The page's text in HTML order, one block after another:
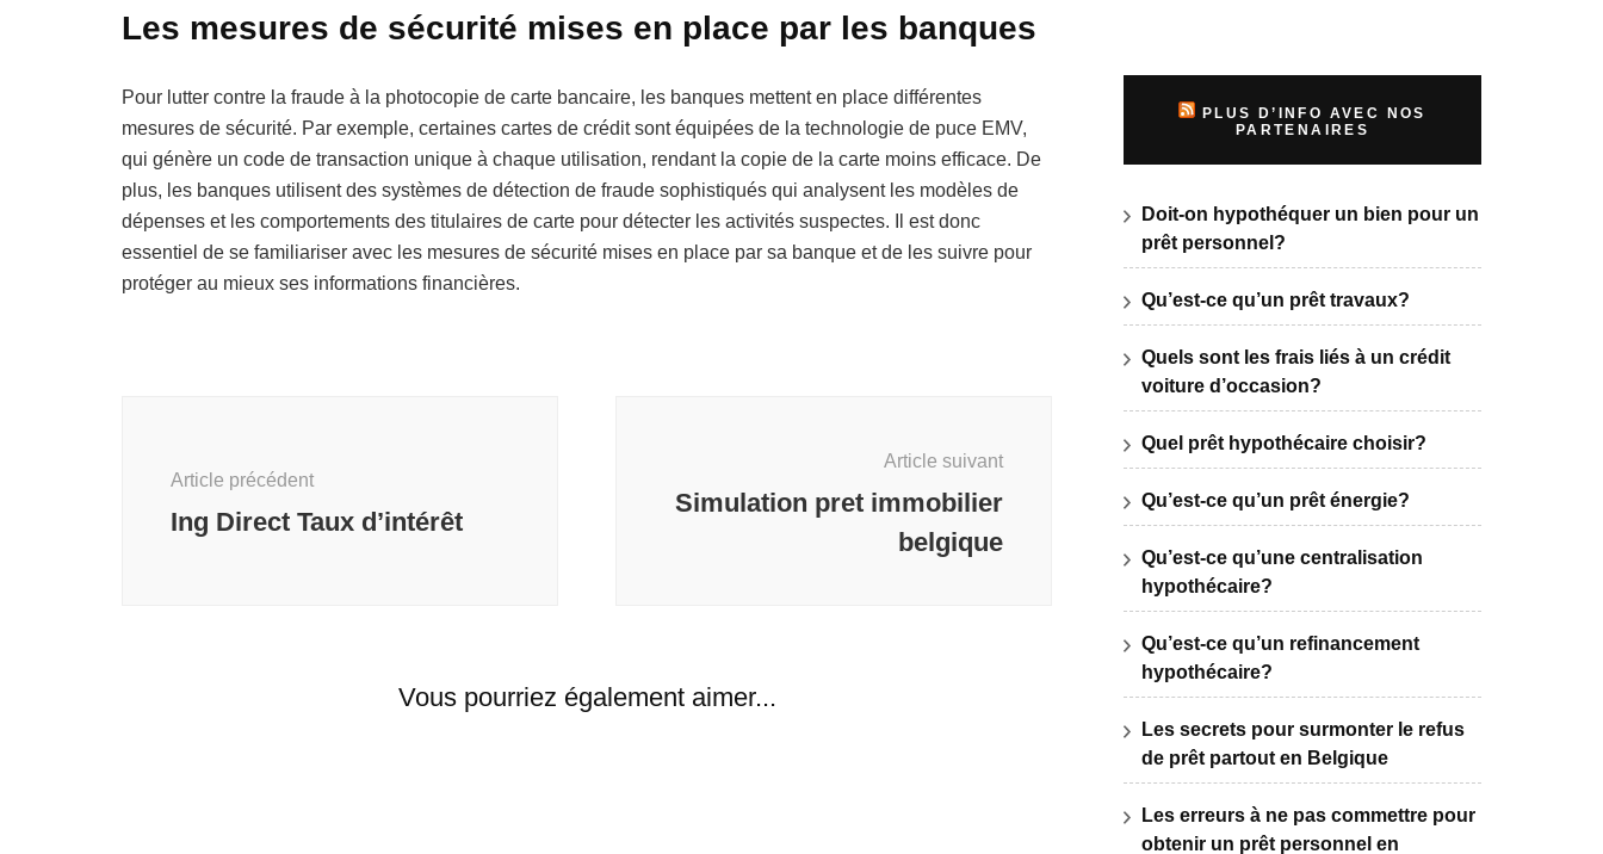
Les mesures de sécurité mises en place par les banques
Pour lutter contre la fraude à la photocopie de carte bancaire, les banques mettent en place différentes
mesures de sécurité. Par exemple, certaines cartes de crédit sont équipées de la technologie de puce EMV,
qui génère un code de transaction unique à chaque utilisation, rendant la copie de la carte moins efficace. De
plus, les banques utilisent des systèmes de détection de fraude sophistiqués qui analysent les modèles de
dépenses et les comportements des titulaires de carte pour détecter les activités suspectes. Il est donc
essentiel de se familiariser avec les mesures de sécurité mises en place par sa banque et de les suivre pour
protéger au mieux ses informations financières.
Article précédent
Ing Direct Taux d’intérêt
Article suivant
Simulation pret immobilier
belgique
Vous pourriez également aimer...
PLUS D’INFO AVEC NOS
PARTENAIRES
Doit-on hypothéquer un bien pour un
prêt personnel?
Qu’est-ce qu’un prêt travaux?
Quels sont les frais liés à un crédit
voiture d’occasion?
Quel prêt hypothécaire choisir?
Qu’est-ce qu’un prêt énergie?
Qu’est-ce qu’une centralisation
hypothécaire?
Qu’est-ce qu’un refinancement
hypothécaire?
Les secrets pour surmonter le refus
de prêt partout en Belgique
Les erreurs à ne pas commettre pour
obtenir un prêt personnel en